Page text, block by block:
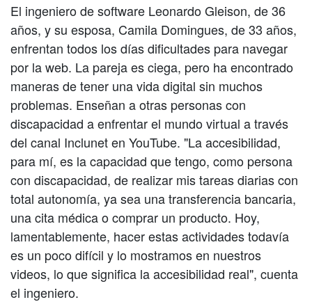
El ingeniero de software Leonardo Gleison, de 36
años, y su esposa, Camila Domingues, de 33 años,
enfrentan todos los días dificultades para navegar
por la web. La pareja es ciega, pero ha encontrado
maneras de tener una vida digital sin muchos
problemas. Enseñan a otras personas con
discapacidad a enfrentar el mundo virtual a través
del canal Inclunet en YouTube. "La accesibilidad,
para mí, es la capacidad que tengo, como persona
con discapacidad, de realizar mis tareas diarias con
total autonomía, ya sea una transferencia bancaria,
una cita médica o comprar un producto. Hoy,
lamentablemente, hacer estas actividades todavía
es un poco difícil y lo mostramos en nuestros
videos, lo que significa la accesibilidad real", cuenta
el ingeniero.